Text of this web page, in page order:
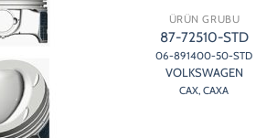
ÜRÜN GRUBU
87-72510-STD
06-891400-50-STD
VOLKSWAGEN
CAX, CAXA